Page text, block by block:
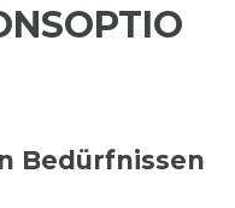
Bedürfnissen